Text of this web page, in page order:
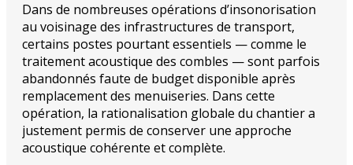
Dans de nombreuses opérations d’insonorisation
au voisinage des infrastructures de transport,
certains postes pourtant essentiels — comme le
traitement acoustique des combles — sont parfois
abandonnés faute de budget disponible après
remplacement des menuiseries. Dans cette
opération, la rationalisation globale du chantier a
justement permis de conserver une approche
acoustique cohérente et complète.